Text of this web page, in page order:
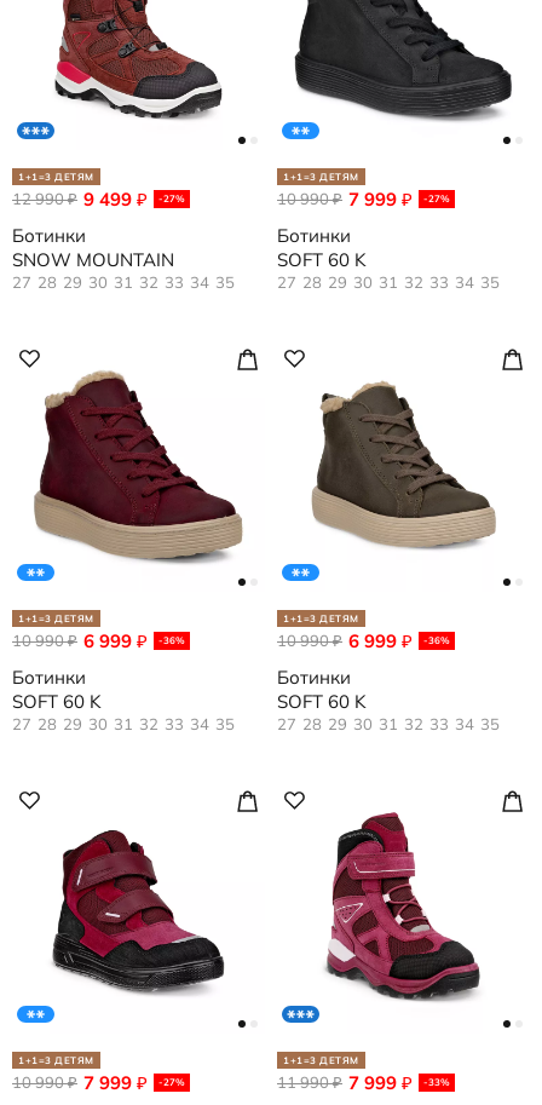
1+1=3 ДЕТЯМ
9 499 ₽ -27%
12 990₽
Ботинки
SNOW MOUNTAIN
27 28 29 30 31 32 33 34 35
1+1=3 ДЕТЯМ
7 999 ₽ -27%
10 990₽
Ботинки
SOFT 60 K
27 28 29 30 31 32 33 34 35
1+1=3 ДЕТЯМ
6 999 ₽ -36%
10 990₽
Ботинки
SOFT 60 K
27 28 29 30 31 32 33 34 35
1+1=3 ДЕТЯМ
6 999 ₽ -36%
10 990₽
Ботинки
SOFT 60 K
27 28 29 30 31 32 33 34 35
1+1=3 ДЕТЯМ
7 999 ₽ -27%
10 990₽
1+1=3 ДЕТЯМ
7 999 ₽ -33%
11 990₽